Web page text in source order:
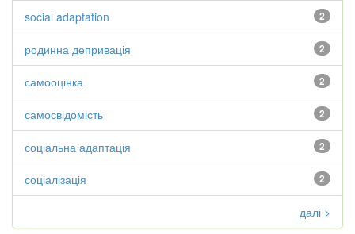
2
social adaptation
2
родинна депривація
2
самооцінка
2
самосвідомість
2
соціальна адаптація
2
соціалізація
далі >